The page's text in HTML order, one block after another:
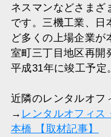
ネスマンなどさまざ
です。三機工業、日
ど多くの上場企業が
室町三丁目地区再開
平成31年に竣工予定
近隣のレンタルオフ
→ レンタルオフィス
本橋 【取材記事】